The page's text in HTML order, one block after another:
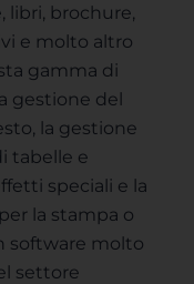
libri, brochure,
e molto altro
gamma di
gestione del
la gestione
tabelle e
speciali e la
la stampa o
software molto
settore